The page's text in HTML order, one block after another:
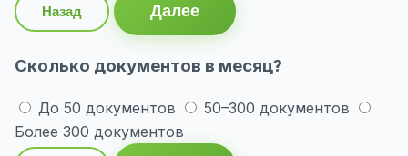
Назад Далее
Сколько документов в месяц?
До 50 документов
50–300 документов
Более 300 документов